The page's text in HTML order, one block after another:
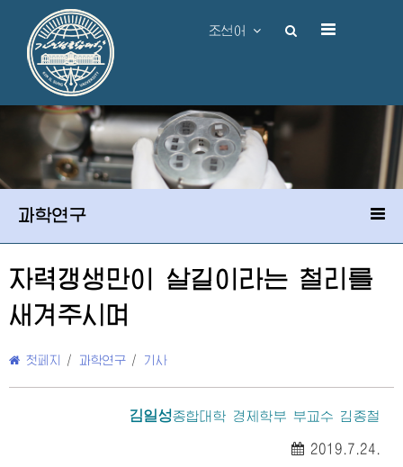
조선어
과학연구
자력갱생만이 살길이라는 철리를
새겨주시며
첫페지 / 과학연구 / 기사
김일성종합대학 경제학부 부교수 김종철
2019.7.24.